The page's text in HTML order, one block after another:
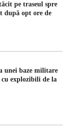
pe traseul spre
după opt ore de
unei baze militare
explozibili de la